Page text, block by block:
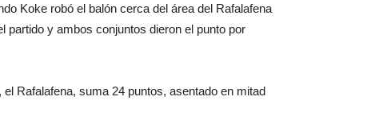
Koke robó el balón cerca del área del Rafalafena
partido y ambos conjuntos dieron el punto por
Rafalafena, suma 24 puntos, asentado en mitad